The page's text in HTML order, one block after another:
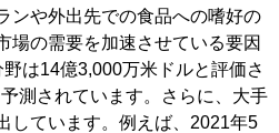
ンや外出先での食品への嗜好の
場の需要を加速させている要因
は14億3,000万米ドルと評価さ
測されています。さらに、大手
しています。例えば、2021年5